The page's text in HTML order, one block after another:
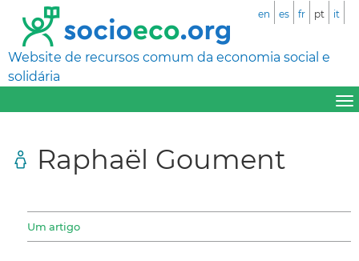
Website de recursos comum da economia social e
solidária
en es fr pt it
Raphaël Goument
Um artigo